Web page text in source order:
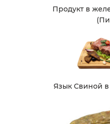
Продукт в
Язык Свиной